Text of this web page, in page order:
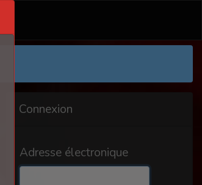
Connexion
Adresse électronique